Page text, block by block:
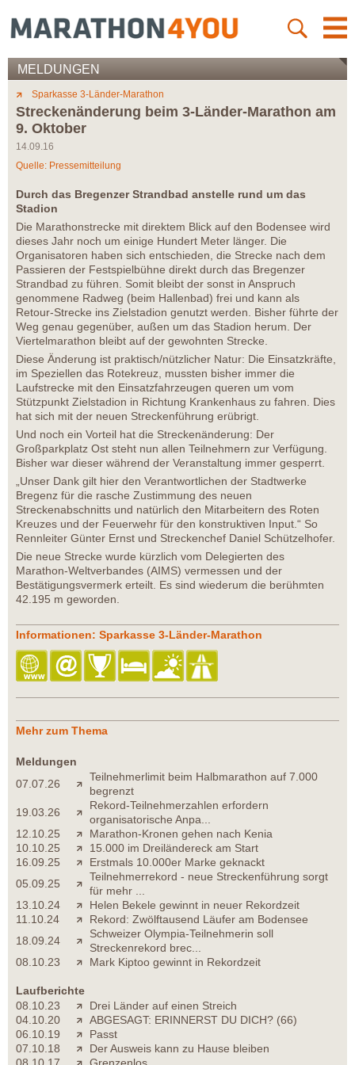
MELDUNGEN
Sparkasse 3-Länder-Marathon
Streckenänderung beim 3-Länder-Marathon am
9. Oktober
14.09.16
Quelle: Pressemitteilung
Durch das Bregenzer Strandbad anstelle rund um das
Stadion
Die Marathonstrecke mit direktem Blick auf den Bodensee wird
dieses Jahr noch um einige Hundert Meter länger. Die
Organisatoren haben sich entschieden, die Strecke nach dem
Passieren der Festspielbühne direkt durch das Bregenzer
Strandbad zu führen. Somit bleibt der sonst in Anspruch
genommene Radweg (beim Hallenbad) frei und kann als
Retour-Strecke ins Zielstadion genutzt werden. Bisher führte der
Weg genau gegenüber, außen um das Stadion herum. Der
Viertelmarathon bleibt auf der gewohnten Strecke.
Diese Änderung ist praktisch/nützlicher Natur: Die Einsatzkräfte,
im Speziellen das Rotekreuz, mussten bisher immer die
Laufstrecke mit den Einsatzfahrzeugen queren um vom
Stützpunkt Zielstadion in Richtung Krankenhaus zu fahren. Dies
hat sich mit der neuen Streckenführung erübrigt.
Und noch ein Vorteil hat die Streckenänderung: Der
Großparkplatz Ost steht nun allen Teilnehmern zur Verfügung.
Bisher war dieser während der Veranstaltung immer gesperrt.
„Unser Dank gilt hier den Verantwortlichen der Stadtwerke
Bregenz für die rasche Zustimmung des neuen
Streckenabschnitts und natürlich den Mitarbeitern des Roten
Kreuzes und der Feuerwehr für den konstruktiven Input.“ So
Rennleiter Günter Ernst und Streckenchef Daniel Schützelhofer.
Die neue Strecke wurde kürzlich vom Delegierten des
Marathon-Weltverbandes (AIMS) vermessen und der
Bestätigungsvermerk erteilt. Es sind wiederum die berühmten
42.195 m geworden.
Informationen: Sparkasse 3-Länder-Marathon
Mehr zum Thema
Meldungen
07.07.26
Teilnehmerlimit beim Halbmarathon auf 7.000
begrenzt
19.03.26
Rekord-Teilnehmerzahlen erfordern
organisatorische Anpa...
12.10.25
Marathon-Kronen gehen nach Kenia
10.10.25
15.000 im Dreiländereck am Start
16.09.25
Erstmals 10.000er Marke geknackt
05.09.25
Teilnehmerrekord - neue Streckenführung sorgt
für mehr ...
13.10.24
Helen Bekele gewinnt in neuer Rekordzeit
11.10.24
Rekord: Zwölftausend Läufer am Bodensee
18.09.24
Schweizer Olympia-Teilnehmerin soll
Streckenrekord brec...
08.10.23
Mark Kiptoo gewinnt in Rekordzeit
Laufberichte
08.10.23
Drei Länder auf einen Streich
04.10.20
ABGESAGT: ERINNERST DU DICH? (66)
06.10.19
Passt
07.10.18
Der Ausweis kann zu Hause bleiben